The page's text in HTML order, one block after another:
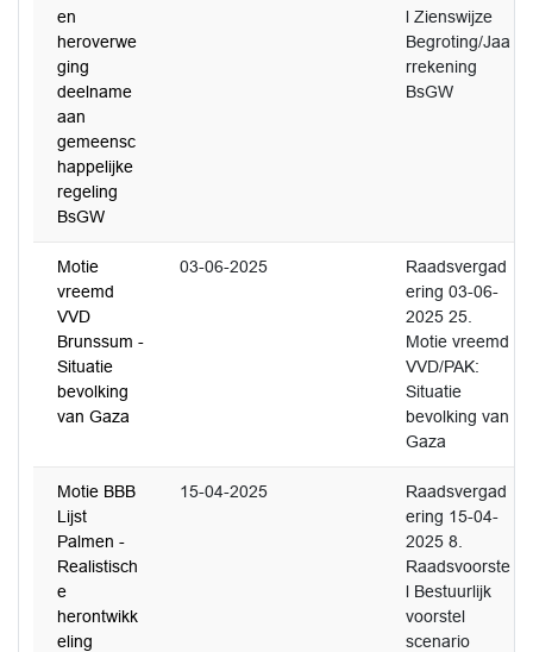
en
heroverwe
ging
deelname
aan
gemeensc
happelijke
regeling
BsGW
l Zienswijze
Begroting/Jaa
rrekening
BsGW
Motie
vreemd
VVD
Brunssum -
Situatie
bevolking
van Gaza
03-06-2025
Raadsvergad
ering 03-06-
2025 25.
Motie vreemd
VVD/PAK:
Situatie
bevolking van
Gaza
Motie BBB
Lijst
Palmen -
Realistisch
e
herontwikk
eling
15-04-2025
Raadsvergad
ering 15-04-
2025 8.
Raadsvoorste
l Bestuurlijk
voorstel
scenario